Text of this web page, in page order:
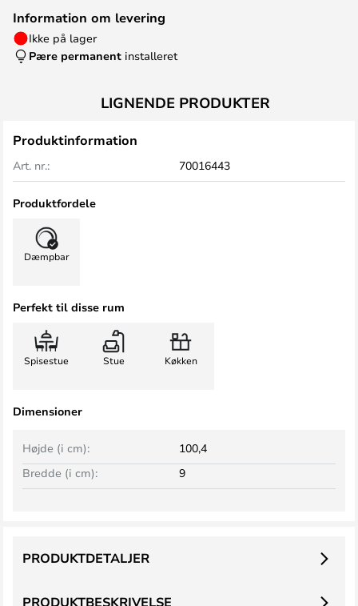
Information om levering
Ikke på lager
Pære permanent installeret
LIGNENDE PRODUKTER
Produktinformation
Art. nr.: 70016443
Produktfordele
Dæmpbar
Perfekt til disse rum
Spisestue Stue Køkken
Dimensioner
Bredde (i cm): 9
Højde (i cm): 100,4
PRODUKTBESKRIVELSE
PRODUKTDETALJER